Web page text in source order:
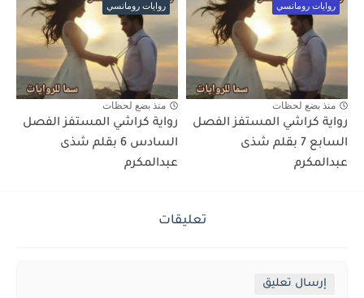
روايات رومانسي
منذ بضع لحظات
رواية كراشي المستفز الفصل
السابع 7 بقلم شذى
عبدالمكرم
روايات رومانسي
منذ بضع لحظات
رواية كراشي المستفز الفصل
السادس 6 بقلم شذى
عبدالمكرم
تعليقات
إرسال تعليق